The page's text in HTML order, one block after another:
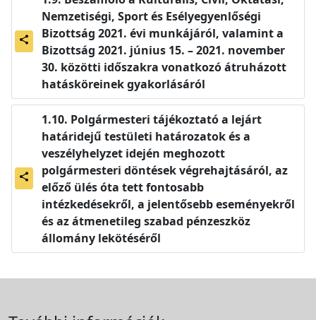
share
Nemzetiségi, Sport és Esélyegyenlőségi
Bizottság 2021. évi munkájáról, valamint a
Bizottság 2021. június 15. – 2021. november
30. közötti időszakra vonatkozó átruházott
hatásköreinek gyakorlásáról
share
Polgármesteri tájékoztató a lejárt
határidejű testületi határozatok és a
veszélyhelyzet idején meghozott
polgármesteri döntések végrehajtásáról, az
előző ülés óta tett fontosabb
intézkedésekről, a jelentősebb eseményekről
és az átmenetileg szabad pénzeszköz
állomány lekötéséről